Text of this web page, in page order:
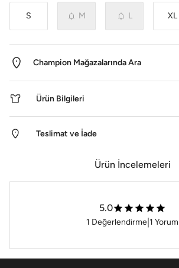
S M L XL
Champion Mağazalarında Ara
Ürün Bilgileri
Teslimat ve İade
Ürün İncelemeleri
5.0
1 Değerlendirme|1 Yorum